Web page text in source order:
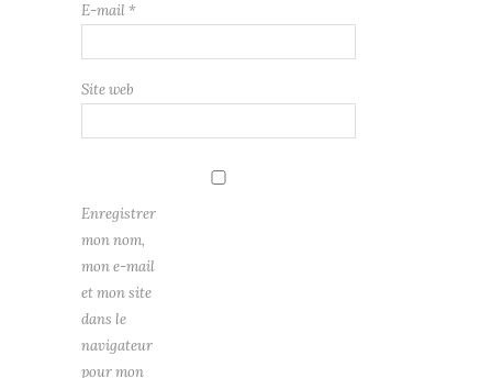
E-mail *
Site web
Enregistrer
mon nom,
mon e-mail
et mon site
dans le
navigateur
pour mon